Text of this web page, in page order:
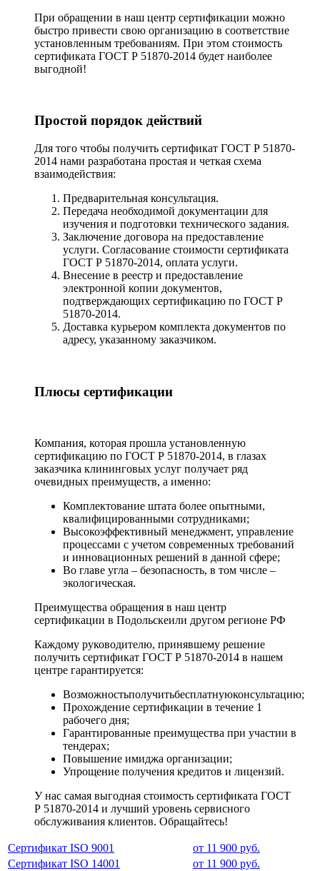
При обращении в наш центр сертификации можно
быстро привести свою организацию в соответствие
установленным требованиям. При этом стоимость
сертификата ГОСТ Р 51870-2014 будет наиболее
выгодной!
Простой порядок действий
Для того чтобы получить сертификат ГОСТ Р 51870-
2014 нами разработана простая и четкая схема
взаимодействия:
Предварительная консультация.
Передача необходимой документации для
изучения и подготовки технического задания.
Заключение договора на предоставление
услуги. Согласование стоимости сертификата
ГОСТ Р 51870-2014, оплата услуги.
Внесение в реестр и предоставление
электронной копии документов,
подтверждающих сертификацию по ГОСТ Р
51870-2014.
Доставка курьером комплекта документов по
адресу, указанному заказчиком.
Плюсы сертификации
Компания, которая прошла установленную
сертификацию по ГОСТ Р 51870-2014, в глазах
заказчика клининговых услуг получает ряд
очевидных преимуществ, а именно:
Комплектование штата более опытными,
квалифицированными сотрудниками;
Высокоэффективный менеджмент, управление
процессами с учетом современных требований
и инновационных решений в данной сфере;
Во главе угла – безопасность, в том числе –
экологическая.
Преимущества обращения в наш центр
сертификации в Подольскеили другом регионе РФ
Каждому руководителю, принявшему решение
получить сертификат ГОСТ Р 51870-2014 в нашем
центре гарантируется:
Возможностьполучитьбесплатнуюконсультацию;
Прохождение сертификации в течение 1
рабочего дня;
Гарантированные преимущества при участии в
тендерах;
Повышение имиджа организации;
Упрощение получения кредитов и лицензий.
У нас самая выгодная стоимость сертификата ГОСТ
Р 51870-2014 и лучший уровень сервисного
обслуживания клиентов. Обращайтесь!
Сертификат ISO 9001
от 11 900 руб.
Сертификат ISO 14001
от 11 900 руб.